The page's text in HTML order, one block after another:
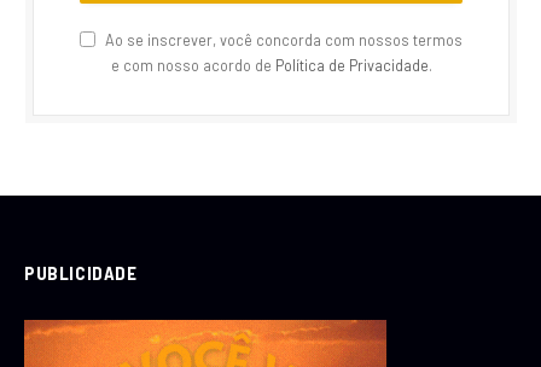
Ao se inscrever, você concorda com nossos termos
e com nosso acordo de Política de Privacidade.
PUBLICIDADE